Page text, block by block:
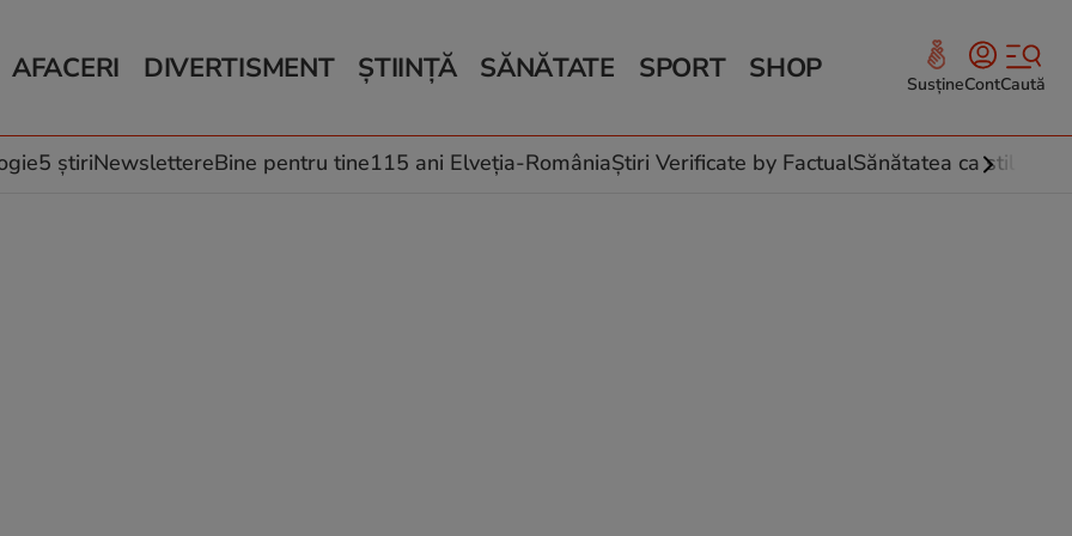
AFACERI
Auto
Locuri de muncă
DIVERTISMENT
Horoscop
Muzică și Filme
ȘTIINȚĂ
Schimbări climatice
SĂNĂTATE
Relații
Rețete culinare
SPORT SHOP SusțineContCaută
5 știriNewslettereBine pentru tine115 ani Elveția-RomâniaȘtiri Verificate by FactualSănătatea ca stil de